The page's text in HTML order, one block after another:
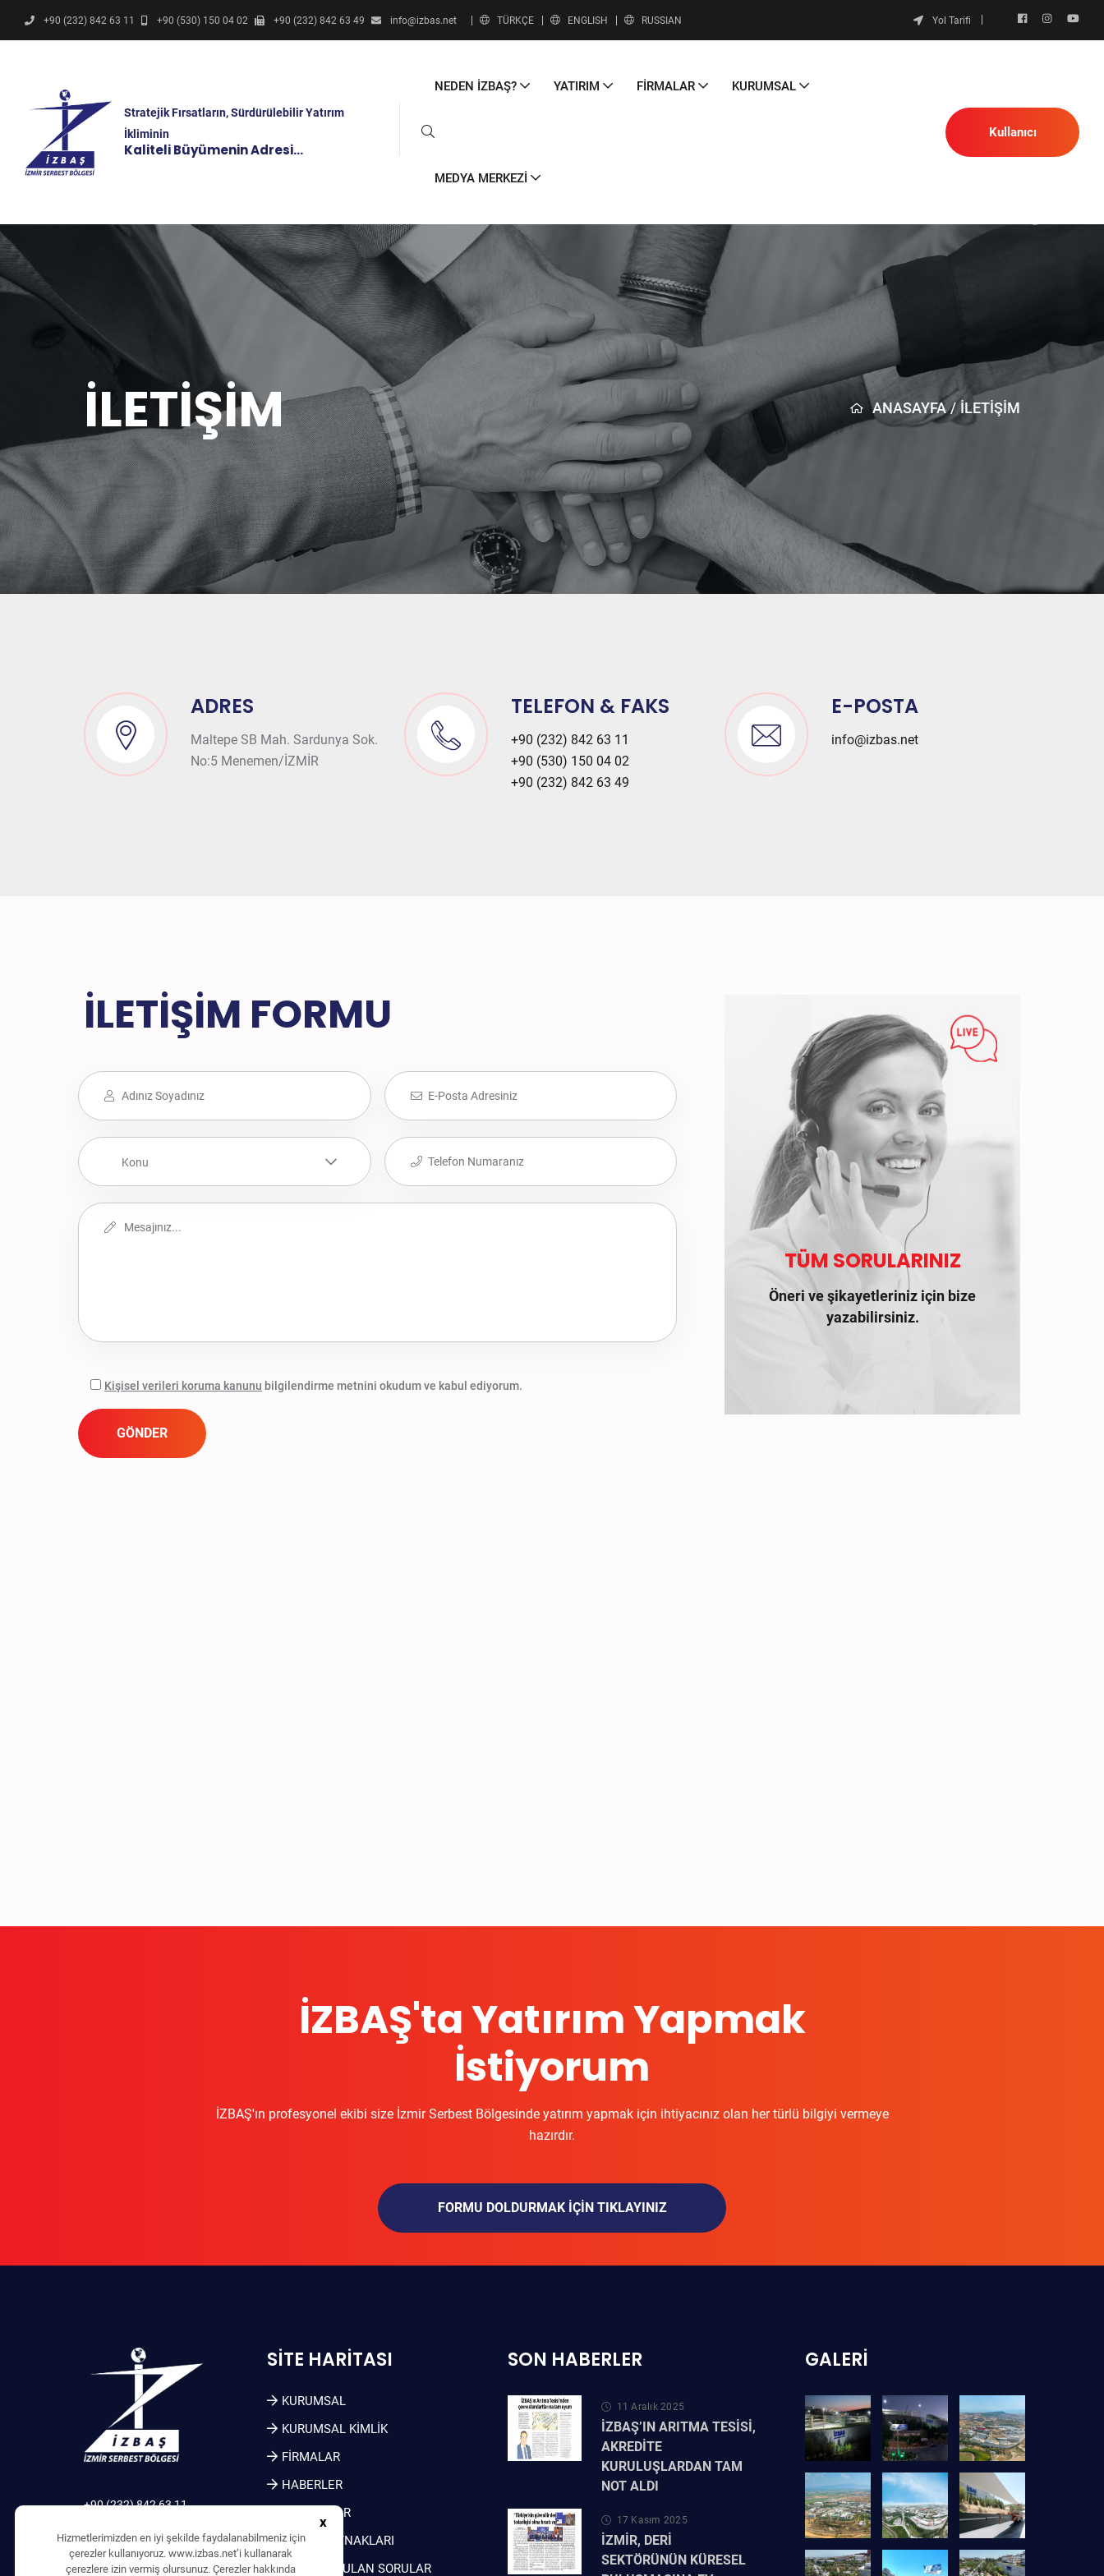
+90 (232) 842 63 11 +90 (530) 150 04 02 +90 (232) 842 63 49 info@izbas.net TÜRKÇE ENGLISH RUSSIAN Yol Tarifi
Stratejik Fırsatların, Sürdürülebilir Yatırım
İkliminin
Kaliteli Büyümenin Adresi…
NEDEN İZBAŞ? YATIRIM FİRMALAR KURUMSAL
MEDYA MERKEZİ
Kullanıcı
İLETİŞİM ANASAYFA / İLETİŞİM
ADRES
Maltepe SB Mah. Sardunya Sok.
No:5 Menemen/İZMİR
TELEFON & FAKS
+90 (232) 842 63 11
+90 (530) 150 04 02
+90 (232) 842 63 49
E-POSTA
info@izbas.net
İLETİŞİM FORMU
Konu
Kişisel verileri koruma kanunu bilgilendirme metnini okudum ve kabul ediyorum.
GÖNDER
TÜM SORULARINIZ
Öneri ve şikayetleriniz için bize
yazabilirsiniz.
İZBAŞ'ta Yatırım Yapmak
İstiyorum
İZBAŞ'ın profesyonel ekibi size İzmir Serbest Bölgesinde yatırım yapmak için ihtiyacınız olan her türlü bilgiyi vermeye
hazırdır.
FORMU DOLDURMAK IÇIN TIKLAYINIZ
+90 (232) 842 63 11
+90 (232) 842 63 49
info@izbas.net
SITE HARITASI
KURUMSAL
KURUMSAL KIMLIK
FİRMALAR
HABERLER
DUYURULAR
İNSAN KAYNAKLARI
SIKÇA SORULAN SORULAR
SON HABERLER
11 Aralık 2025
İZBAŞ’IN ARITMA TESİSİ,
AKREDİTE
KURULUŞLARDAN TAM
NOT ALDI
17 Kasım 2025
İZMİR, DERİ
SEKTÖRÜNÜN KÜRESEL
GALERI
x
Hizmetlerimizden en iyi şekilde faydalanabilmeniz için
çerezler kullanıyoruz. www.izbas.net’i kullanarak
çerezlere izin vermiş olursunuz. Çerezler hakkında